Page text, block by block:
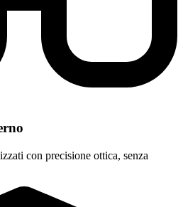
con precisione ottica, senza